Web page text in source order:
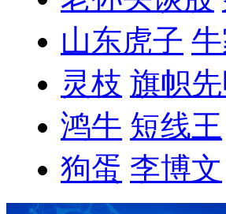
山东虎子
灵枝 旗帜先
鸿牛 短线王
狗蛋 李博文